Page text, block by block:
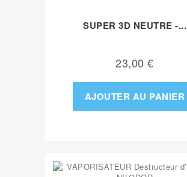
SUPER 3D NEUTRE -...
23,00 €
AJOUTER AU PANIER